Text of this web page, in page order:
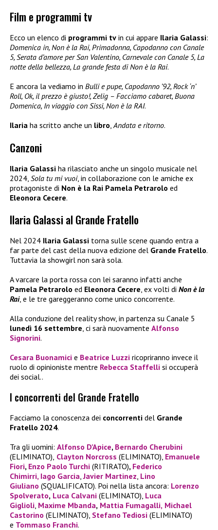
Film e programmi tv
Ecco un elenco di programmi tv in cui appare Ilaria Galassi:
Domenica in, Non è la Rai, Primadonna, Capodanno con Canale
5, Serata d’amore per San Valentino, Carnevale con Canale 5, La
notte della bellezza, La grande festa di Non è la Rai.
E ancora la vediamo in Bulli e pupe, Capodanno ’92, Rock ‘n’
Roll, Ok, il prezzo è giusto!, Zelig – Facciamo cabaret, Buona
Domenica, In viaggio con Sissi, Non è la RAI.
Ilaria ha scritto anche un libro,Andata e ritorno.
Canzoni
Ilaria Galassi ha rilasciato anche un singolo musicale nel
2024, Sola tu mi vuoi, in collaborazione con le amiche ex
protagoniste di Non è la Rai Pamela Petrarolo ed
Eleonora Cecere.
Ilaria Galassi al Grande Fratello
Nel 2024 Ilaria Galassi torna sulle scene quando entra a
far parte del cast della nuova edizione del Grande Fratello.
Tuttavia la showgirl non sarà sola.
A varcare la porta rossa con lei saranno infatti anche
Pamela Petrarolo ed Eleonora Cecere , ex volti di Non è la
Rai, e le tre gareggeranno come unico concorrente.
Alla conduzione del reality show, in partenza su Canale 5
lunedì 16 settembre , ci sarà nuovamente Alfonso
Signorini.
Cesara Buonamici e Beatrice Luzzi ricopriranno invece il
ruolo di opinioniste mentre Rebecca Staffelli si occuperà
dei social..
I concorrenti del Grande Fratello
Facciamo la conoscenza dei concorrenti del Grande
Fratello 2024.
Tra gli uomini: Alfonso D’Apice, Bernardo Cherubini
(ELIMINATO), Clayton Norcross (ELIMINATO), Emanuele
Fiori, Enzo Paolo Turchi (RITIRATO), Federico
Chimirri, Iago Garcia ,Javier Martinez Lino
Giuliano (SQUALIFICATO). Poi nella lista ancora: Lorenzo
Spolverato, Luca Calvani (ELIMINATO), Luca
Giglioli Maxime Mbanda, Mattia Fumagalli, Michael
Castorino (ELIMINATO), Stefano Tediosi (ELIMINATO)
e Tommaso Franchi.